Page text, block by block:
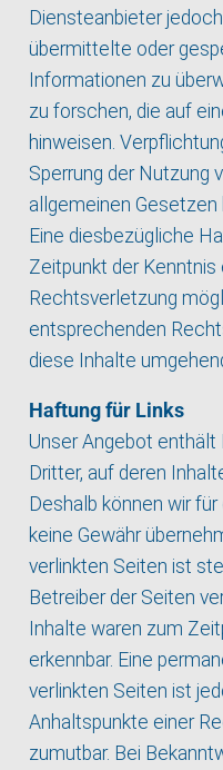
Diensteanbieter
übermittelte oder
Informationen zu
zu forschen, die auf
hinweisen.
Sperrung der Nutzung
allgemeinen Gesetzen
Eine diesbezügliche
Zeitpunkt der Kenntnis
Rechtsverletzung
entsprechenden
diese Inhalte
Haftung für Links
Unser Angebot
Dritter, auf deren
Deshalb können wir
keine Gewähr
verlinkten Seiten ist
Betreiber der Seiten
Inhalte waren zum
erkennbar. Eine
verlinkten Seiten ist
Anhaltspunkte einer
zumutbar. Bei